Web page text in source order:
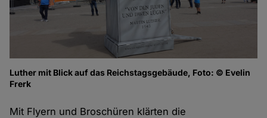
Luther mit Blick auf das Reichstagsgebäude, Foto: © Evelin
Frerk
Mit Flyern und Broschüren klärten die